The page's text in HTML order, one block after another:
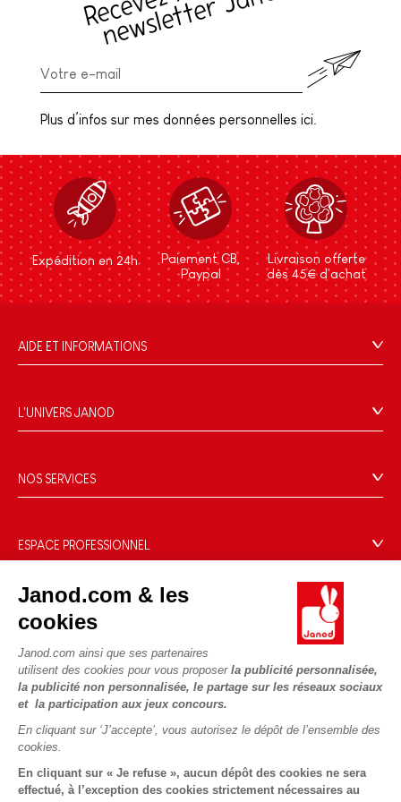
Janod.com & les
cookies
Janod.com ainsi que ses partenaires
utilisent des cookies pour vous proposer la publicité personnalisée,
la publicité non personnalisée, le partage sur les réseaux sociaux
et la participation aux jeux concours.
En cliquant sur ‘J’accepte’, vous autorisez le dépôt de l’ensemble des
cookies.
En cliquant sur « Je refuse », aucun dépôt des cookies ne sera
effectué, à l’exception des cookies strictement nécessaires au
Plus d’infos sur mes données personnelles ici.
Expédition en 24h
Paiement CB,
Paypal
Livraison offerte
dès 45€ d'achat
AIDE ET INFORMATIONS
FAQ
Contact
Rappel Produits
Données personnelles
Gestion des cookies
Conditions du #YesJanod
L'UNIVERS JANOD
Le design
Blog Conseils d'Experts
Le FSC®, c'est quoi ?
Sélection de jouets par âge
Fiche environnementale
NOS SERVICES
Paiement
Livraison
Règles du jeu & notices
Nos guides d'achat
ESPACE PROFESSIONNEL
Espace recrutement
NOUS SUIVRE